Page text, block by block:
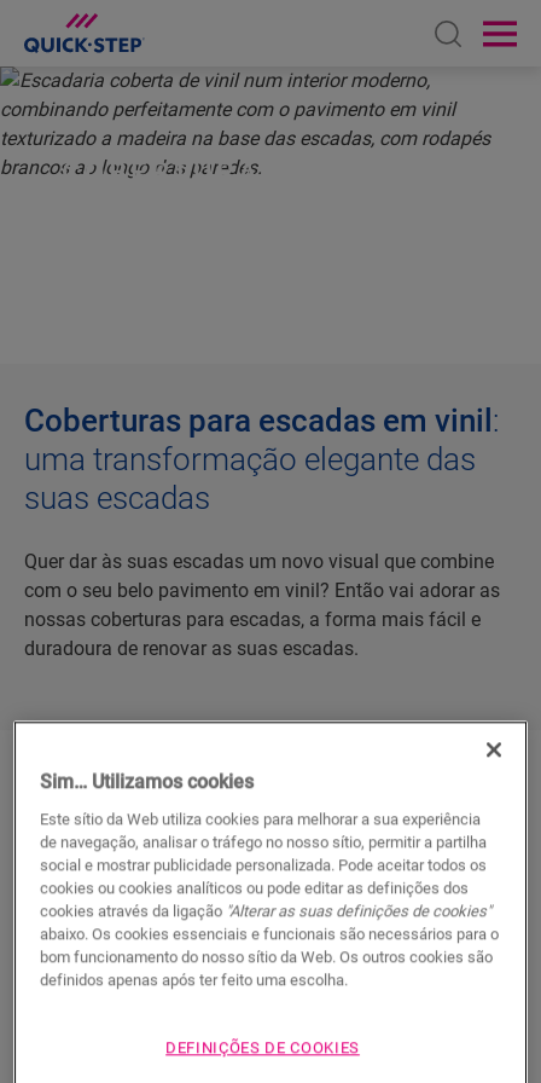
Open
COBERTURA DE ESCADAS
Coberturas para escadas em vinil :
uma transformação elegante das
suas escadas
Quer dar às suas escadas um novo visual que combine
com o seu belo pavimento em vinil? Então vai adorar as
nossas coberturas para escadas, a forma mais fácil e
duradoura de renovar as suas escadas.
O seu pavimento e escadas em
harmonia
As coberturas para escadas são asolução ideal e
elegantepara renovar a sua escadaria. Comum
degrau e um perfil moldurado numa só peça, pode
criar uma transição elegante e integrada de um nível
prova de água, fáceis de limpar e de instalar, sendo
Sim… Utilizamos cookies
Este sítio da Web utiliza cookies para melhorar a sua experiência
de navegação, analisar o tráfego no nosso sítio, permitir a partilha
social e mostrar publicidade personalizada. Pode aceitar todos os
cookies ou cookies analíticos ou pode editar as definições dos
cookies através da ligação "Alterar as suas definições de cookies"
abaixo. Os cookies essenciais e funcionais são necessários para o
bom funcionamento do nosso sítio da Web. Os outros cookies são
definidos apenas após ter feito uma escolha.
DEFINIÇÕES DE COOKIES